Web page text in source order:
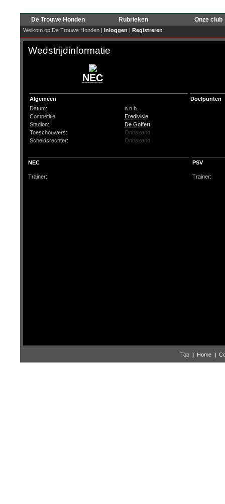
De Trouwe Honden Rubrieken Onze club
Welkom op De Trouwe Honden | Inloggen | Registreren
Wedstrijdinformatie
NEC
Algemeen
Datum:
n.n.b.
Competitie:
Eredivisie
Stadion:
De Goffert
Toeschouwers:
Onbekend
Scheidsrechter:
Onbekend
Doelpunten
NEC PSV
Trainer: Trainer:
Top | Home |